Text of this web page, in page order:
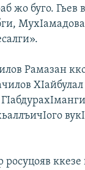
жо буго.
Рамазан
ХIайбулал